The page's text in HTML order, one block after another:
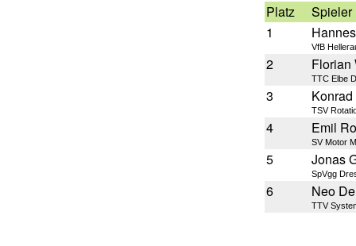
Platz
Spieler
1
VfB
2 Florian
TTC Elbe
3
TSV
4 Emil
SV Motor
5 Jonas
SpVgg
6 Neo
TTV